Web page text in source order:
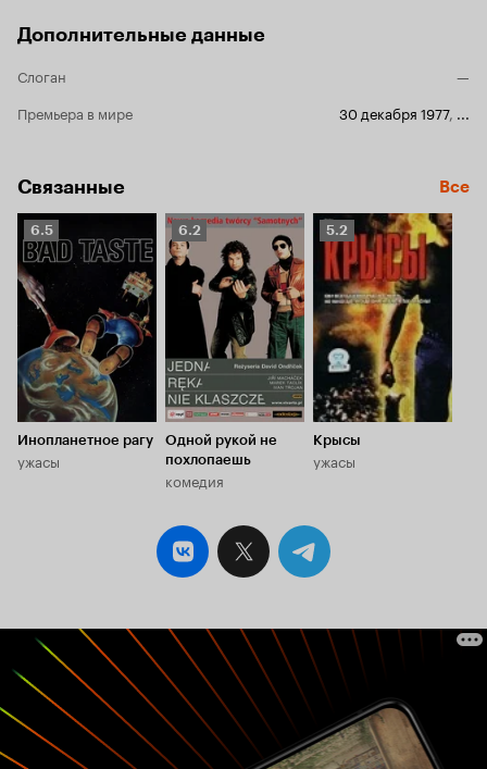
Дополнительные данные
Слоган
—
Премьера в мире
30 декабря 1977,
Связанные Все
Рейтинг
Кинопоиска
6.5
6.5
Инопланетное рагу
ужасы
Рейтинг
Кинопоиска
6.2
6.2
Одной рукой не
похлопаешь
комедия
Рейтинг
Кинопоиска
5.2
5.2
Крысы
ужасы